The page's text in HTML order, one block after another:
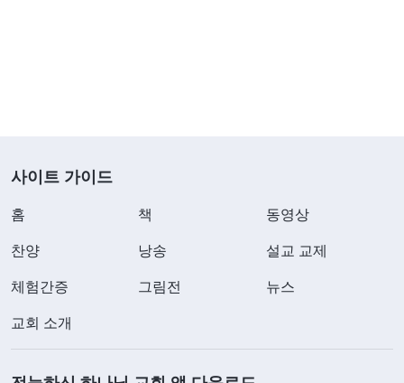
사이트 가이드
홈 책 동영상
찬양 낭송 설교 교제
체험간증 그림전 뉴스
교회 소개